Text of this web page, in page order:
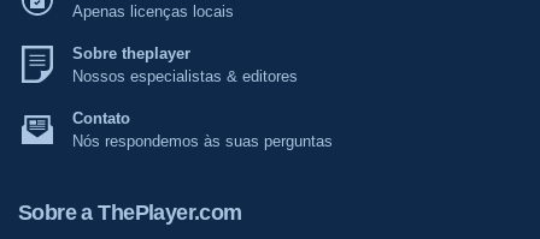
Apenas licenças locais
Sobre theplayer
Nossos especialistas & editores
Contato
Nós respondemos às suas perguntas
Sobre a ThePlayer.com